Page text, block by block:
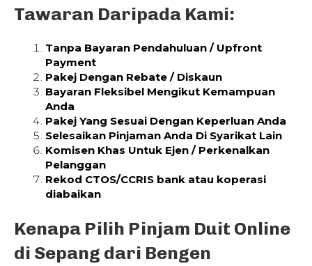
Tawaran Daripada Kami:
Tanpa Bayaran Pendahuluan / Upfront
Payment
Pakej Dengan Rebate / Diskaun
Bayaran Fleksibel Mengikut Kemampuan
Anda
Pakej Yang Sesuai Dengan Keperluan Anda
Selesaikan Pinjaman Anda Di Syarikat Lain
Komisen Khas Untuk Ejen / Perkenalkan
Pelanggan
Rekod CTOS/CCRIS bank atau koperasi
diabaikan
Kenapa Pilih Pinjam Duit Online
di Sepang dari Bengen